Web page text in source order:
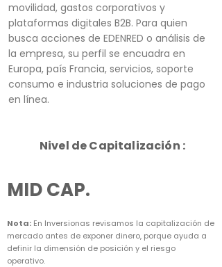
movilidad, gastos corporativos y
plataformas digitales B2B. Para quien
busca acciones de EDENRED o análisis de
la empresa, su perfil se encuadra en
Europa, país Francia, servicios, soporte
consumo e industria soluciones de pago
en línea.
Nivel de Capitalización :
MID CAP.
Nota: En Inversionas revisamos la capitalización de
mercado antes de exponer dinero, porque ayuda a
definir la dimensión de posición y el riesgo
operativo.